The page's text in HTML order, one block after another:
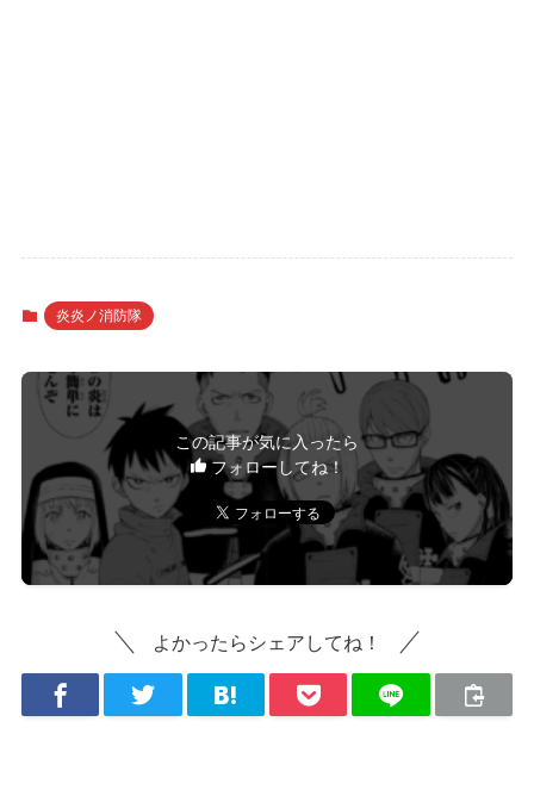
炎炎ノ消防隊
この記事が気に入ったら
フォローしてね！
よかったらシェアしてね！